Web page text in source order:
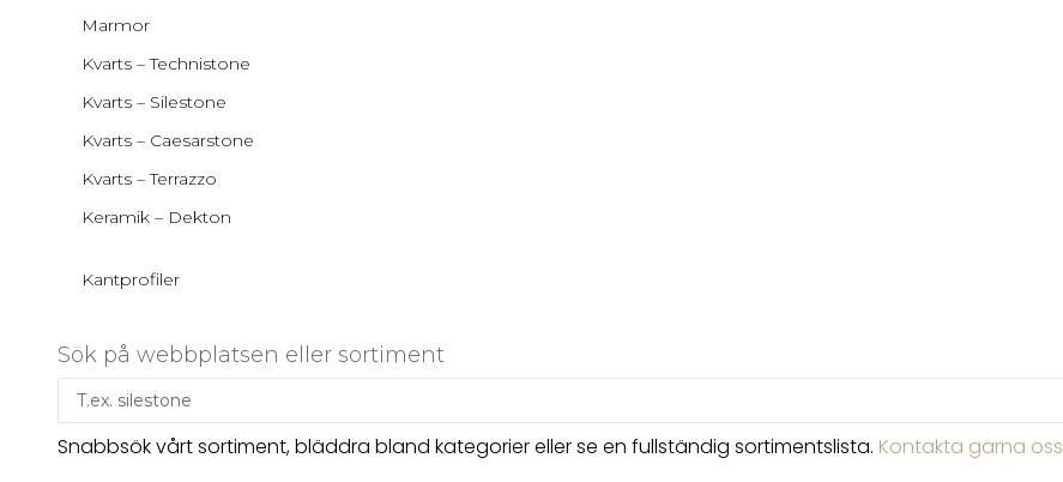
Marmor
Kvarts – Technistone
Kvarts – Silestone
Kvarts – Caesarstone
Kvarts – Terrazzo
Keramik – Dekton
Kantprofiler
Sök på webbplatsen eller sortiment
Snabbsök vårt sortiment, bläddra bland kategorier eller se en fullständig sortimentslista. Kontakta gärna oss